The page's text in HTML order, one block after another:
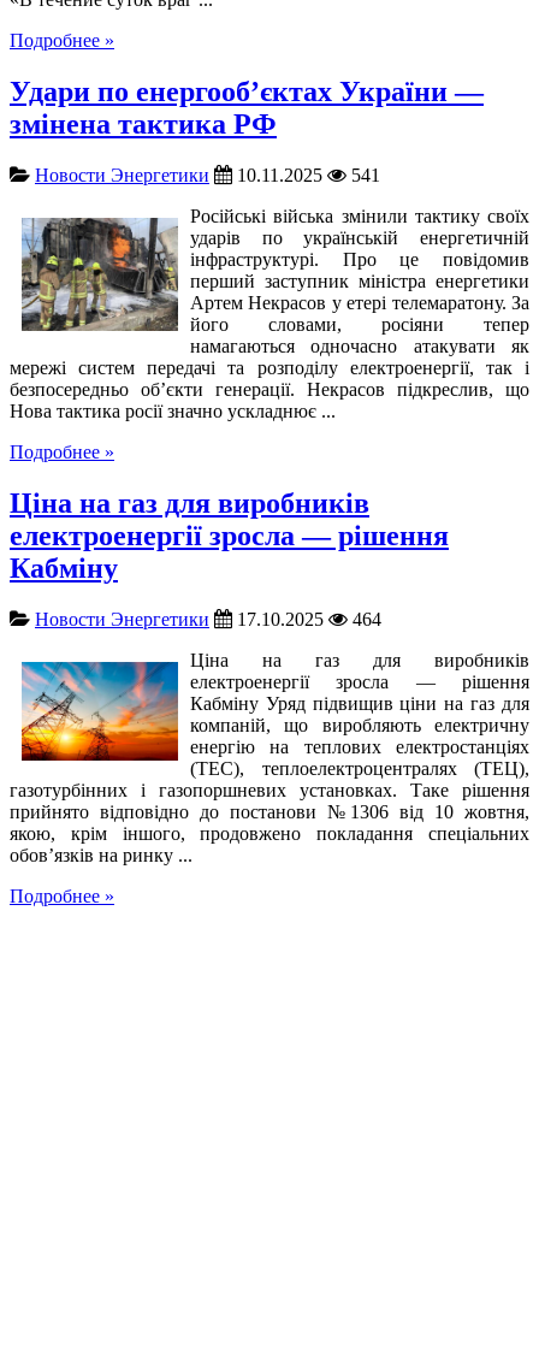
Подробнее »
Удари по енергооб’єктах України —
змінена тактика РФ
Новости Энергетики 10.11.2025
541
Російські війська змінили тактику своїх
ударів по українській енергетичній
інфраструктурі. Про це повідомив
перший заступник міністра енергетики
Артем Некрасов у етері телемаратону. За
його словами, росіяни тепер
намагаються одночасно атакувати як
мережі систем передачі та розподілу електроенергії, так і
безпосередньо об’єкти генерації. Некрасов підкреслив, що
Нова тактика росії значно ускладнює ...
Подробнее »
Ціна на газ для виробників
електроенергії зросла — рішення
Кабміну
Новости Энергетики 17.10.2025
464
Ціна на газ для виробників
електроенергії зросла — рішення
Кабміну Уряд підвищив ціни на газ для
компаній, що виробляють електричну
енергію на теплових електростанціях
(ТЕС), теплоелектроцентралях (ТЕЦ),
газотурбінних і газопоршневих установках. Таке рішення
прийнято відповідно до постанови №1306 від 10 жовтня,
якою, крім іншого, продовжено покладання спеціальних
обов’язків на ринку ...
Подробнее »